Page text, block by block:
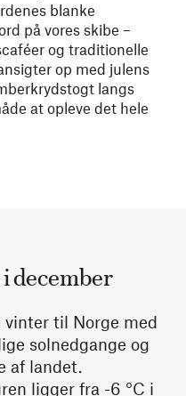
blanke
på vores skibe –
og traditionelle
op med julens
langs
at opleve det hele
december
til Norge med
solnedgange og
af landet.
ligger fra -6 °C i